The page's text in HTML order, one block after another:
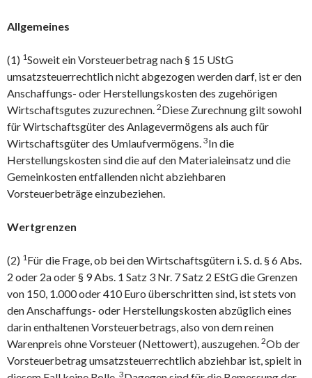
Allgemeines
(1) 1Soweit ein Vorsteuerbetrag nach § 15 UStG
umsatzsteuerrechtlich nicht abgezogen werden darf, ist er den
Anschaffungs- oder Herstellungskosten des zugehörigen
Wirtschaftsgutes zuzurechnen. 2Diese Zurechnung gilt sowohl
für Wirtschaftsgüter des Anlagevermögens als auch für
Wirtschaftsgüter des Umlaufvermögens. 3In die
Herstellungskosten sind die auf den Materialeinsatz und die
Gemeinkosten entfallenden nicht abziehbaren
Vorsteuerbeträge einzubeziehen.
Wertgrenzen
(2) 1 Für die Frage, ob bei den Wirtschaftsgütern i. S. d. § 6 Abs.
2 oder 2a oder § 9 Abs. 1 Satz 3 Nr. 7 Satz 2 EStG die Grenzen
von 150, 1.000 oder 410 Euro überschritten sind, ist stets von
den Anschaffungs- oder Herstellungskosten abzüglich eines
darin enthaltenen Vorsteuerbetrags, also von dem reinen
Warenpreis ohne Vorsteuer (Nettowert), auszugehen. 2Ob der
Vorsteuerbetrag umsatzsteuerrechtlich abziehbar ist, spielt in
3